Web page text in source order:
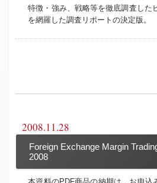
特徴・強み、戦略等を徹底調査した
を網羅した調査リポートの決定版。
2008.11.28
Foreign Exchange Margin
2008